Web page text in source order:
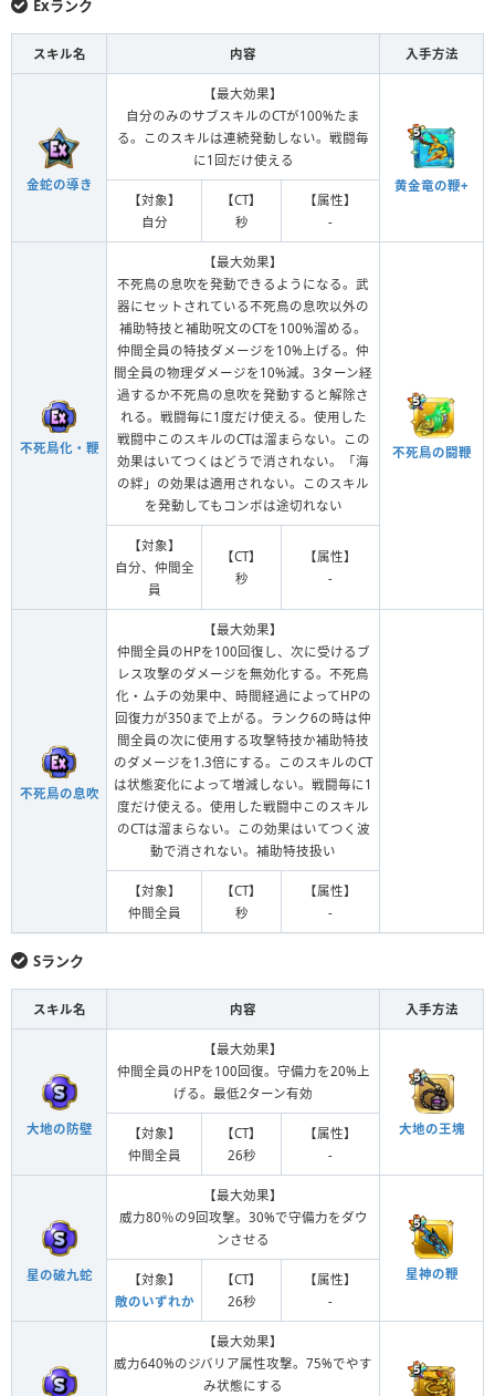
Exランク
スキル名 内容 入手方法
金蛇の導き
【最大効果】
自分のみのサブスキルのCTが100%たま
る。このスキルは連続発動しない。戦闘毎
に1回だけ使える
黄金竜の鞭+
【対象】
自分
【CT】
秒
【属性】
-
不死鳥化・鞭
【最大効果】
不死鳥の息吹を発動できるようになる。武
器にセットされている不死鳥の息吹以外の
補助特技と補助呪文のCTを100%溜める。
仲間全員の特技ダメージを10%上げる。仲
間全員の物理ダメージを10%減。3ターン経
過するか不死鳥の息吹を発動すると解除さ
れる。戦闘毎に1度だけ使える。使用した
戦闘中このスキルのCTは溜まらない。この
効果はいてつくはどうで消されない。「海
の絆」の効果は適用されない。このスキル
を発動してもコンボは途切れない
不死鳥の闘鞭
【対象】
自分、仲間全
員
【CT】
秒
【属性】
-
不死鳥の息吹
【最大効果】
仲間全員のHPを100回復し、次に受けるブ
レス攻撃のダメージを無効化する。不死鳥
化・ムチの効果中、時間経過によってHPの
回復力が350まで上がる。ランク6の時は仲
間全員の次に使用する攻撃特技か補助特技
のダメージを1.3倍にする。このスキルのCT
は状態変化によって増減しない。戦闘毎に1
度だけ使える。使用した戦闘中このスキル
のCTは溜まらない。この効果はいてつく波
動で消されない。補助特技扱い
【対象】
仲間全員
【CT】
秒
【属性】
-
Sランク
スキル名 内容 入手方法
大地の防壁
【最大効果】
仲間全員のHPを100回復。守備力を20%上
げる。最低2ターン有効
大地の王塊
【対象】
仲間全員
【CT】
26秒
【属性】
-
星の破九蛇
【最大効果】
威力80％の9回攻撃。30%で守備力をダウ
ンさせる
星神の鞭
【対象】
敵のいずれか
【CT】
26秒
【属性】
-
【最大効果】
威力640%のジバリア属性攻撃。75%でやす
み状態にする